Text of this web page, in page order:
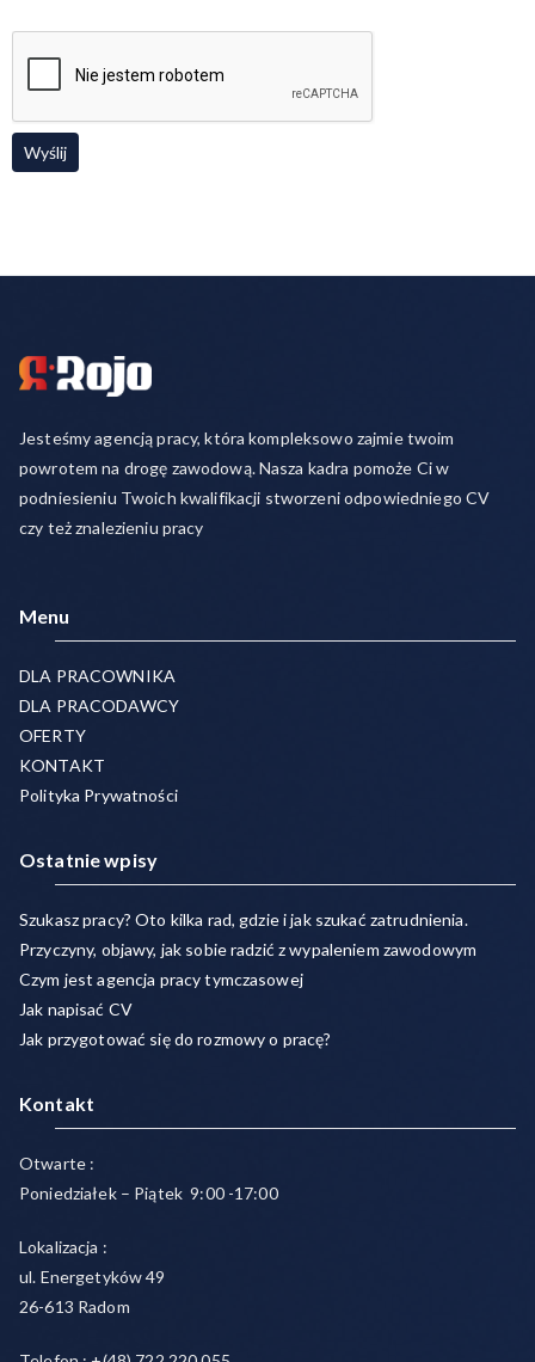
Jesteśmy agencją pracy, która kompleksowo zajmie twoim
powrotem na drogę zawodową. Nasza kadra pomoże Ci w
podniesieniu Twoich kwalifikacji stworzeni odpowiedniego CV
czy też znalezieniu pracy
Menu
DLA PRACOWNIKA
DLA PRACODAWCY
OFERTY
KONTAKT
Polityka Prywatności
Ostatnie wpisy
Szukasz pracy? Oto kilka rad, gdzie i jak szukać zatrudnienia.
Przyczyny, objawy, jak sobie radzić z wypaleniem zawodowym
Czym jest agencja pracy tymczasowej
Jak napisać CV
Jak przygotować się do rozmowy o pracę?
Kontakt
Otwarte :
Poniedziałek – Piątek 9:00 -17:00
Lokalizacja :
ul. Energetyków 49
26-613 Radom